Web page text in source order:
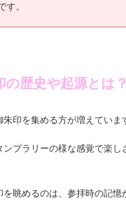
。
の歴史や起源とは？
印を集める方が増えていま
プラリーの様な感覚で楽
眺めるのは、参拝時の記憶